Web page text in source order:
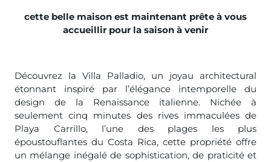
cette belle maison est maintenant prête à vous
accueillir pour la saison à venir
Découvrez la Villa Palladio, un joyau architectural
étonnant inspiré par l’élégance intemporelle du
design de la Renaissance italienne. Nichée à
seulement cinq minutes des rives immaculées de
Playa Carrillo, l’une des plages les plus
époustouflantes du Costa Rica, cette propriété offre
un mélange inégalé de sophistication, de praticité et